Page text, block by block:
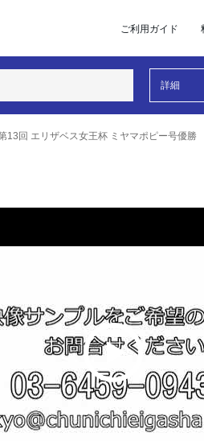
ご利用ガイド
詳細
13回 エリザベス女王杯 ミヤマポピー号優勝